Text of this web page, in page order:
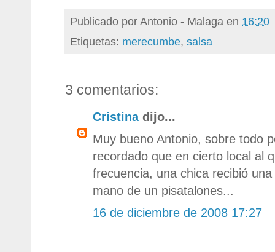
Publicado porAntonio - Malaga en 16:20
Etiquetas: merecumbe, salsa
3 comentarios:
Cristinadijo...
Muy bueno Antonio, sobre todo
recordado que en cierto local al
frecuencia, una chica recibió
mano de un pisatalones...
16 de diciembre de 2008 17:27